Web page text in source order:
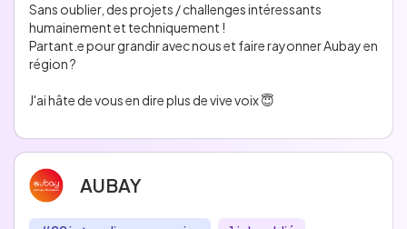
Sans oublier, des projets / challenges intéressants
humainement et techniquement !
Partant.e pour grandir avec nous et faire rayonner Aubay en
région ?
J'ai hâte de vous en dire plus de vive voix 😇
AUBAY